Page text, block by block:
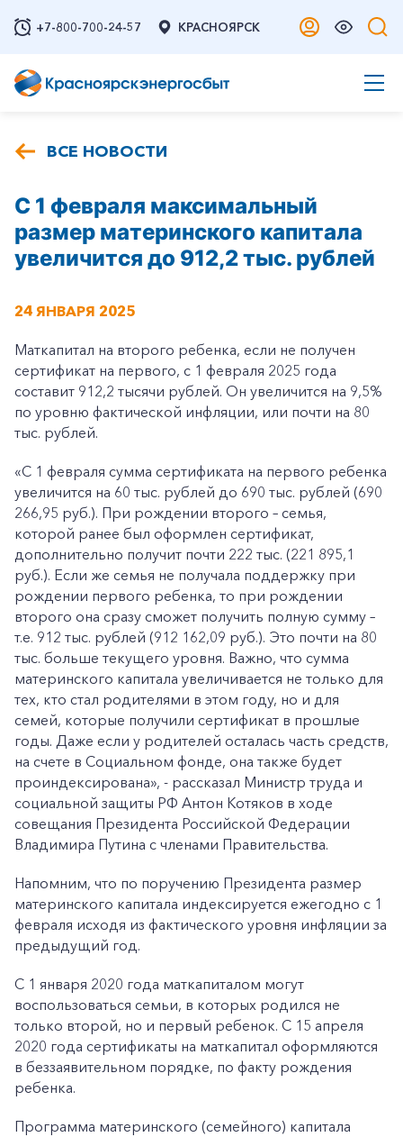
+7-800-700-24-57 КРАСНОЯРСК
ВСЕ НОВОСТИ
С 1 февраля максимальный
размер материнского капитала
увеличится до 912,2 тыс. рублей
24 ЯНВАРЯ 2025
Маткапитал на второго ребенка, если не получен
сертификат на первого, с 1 февраля 2025 года
составит 912,2 тысячи рублей. Он увеличится на 9,5%
по уровню фактической инфляции, или почти на 80
тыс. рублей.
«С 1 февраля сумма сертификата на первого ребенка
увеличится на 60 тыс. рублей до 690 тыс. рублей (690
266,95 руб.). При рождении второго – семья,
которой ранее был оформлен сертификат,
дополнительно получит почти 222 тыс. (221 895,1
руб.). Если же семья не получала поддержку при
рождении первого ребенка, то при рождении
второго она сразу сможет получить полную сумму –
т.е. 912 тыс. рублей (912 162,09 руб.). Это почти на 80
тыс. больше текущего уровня. Важно, что сумма
материнского капитала увеличивается не только для
тех, кто стал родителями в этом году, но и для
семей, которые получили сертификат в прошлые
годы. Даже если у родителей осталась часть средств,
на счете в Социальном фонде, она также будет
проиндексирована», - рассказал Министр труда и
социальной защиты РФ Антон Котяков в ходе
совещания Президента Российской Федерации
Владимира Путина с членами Правительства.
Напомним, что по поручению Президента размер
материнского капитала индексируется ежегодно с 1
февраля исходя из фактического уровня инфляции за
предыдущий год.
С 1 января 2020 года маткапиталом могут
воспользоваться семьи, в которых родился не
только второй, но и первый ребенок. С 15 апреля
2020 года сертификаты на маткапитал оформляются
в беззаявительном порядке, по факту рождения
ребенка.
Программа материнского (семейного) капитала